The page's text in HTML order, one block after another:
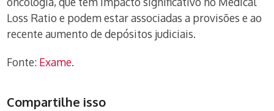
Loss Ratio e podem estar associadas a provisões e ao
recente aumento de depósitos judiciais.
Fonte: Exame.
Compartilhe isso